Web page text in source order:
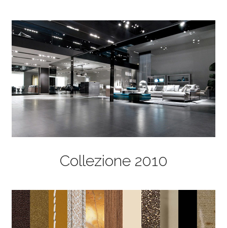
Collezione 2010